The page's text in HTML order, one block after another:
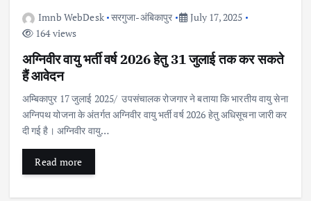
Imnb WebDesk सरगुजा-अंबिकापुर
July 17, 2025
164 views
अग्निवीर वायु भर्ती वर्ष 2026 हेतु 31 जुलाई तक कर सकते
हैं आवेदन
अम्बिकापुर 17 जुलाई 2025/ उपसंचालक रोजगार ने बताया कि भारतीय वायु सेना
अग्निपथ योजना के अंतर्गत अग्निवीर वायु भर्ती वर्ष 2026 हेतु अधिसूचना जारी कर
दी गई है। अग्निवीर वायु…
Read more